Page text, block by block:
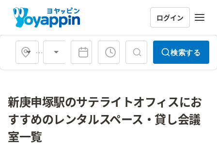
ログイン
会場タイプ 検索する
新庚申塚駅のサテライトオフィスにお
すすめのレンタルスペース・貸し会議
室一覧